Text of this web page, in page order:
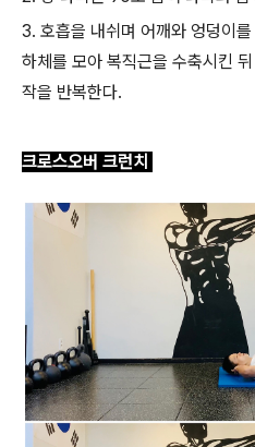
3. 호흡을 내쉬며 어깨와 엉덩이
하체를 모아 복직근을 수축시킨
작을 반복한다.
크로스오버 크런치